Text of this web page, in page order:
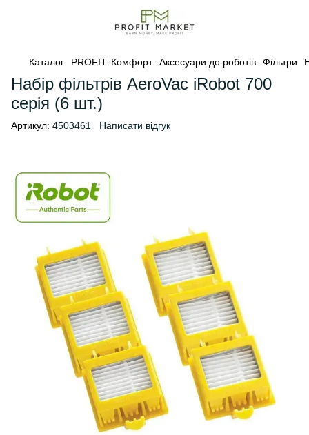
Каталог PROFIT. Комфорт Аксесуари до роботів Фільтри
Набір фільтрів AeroVac iRobot 700
серія (6 шт.)
Артикул: 4503461 Написати відгук